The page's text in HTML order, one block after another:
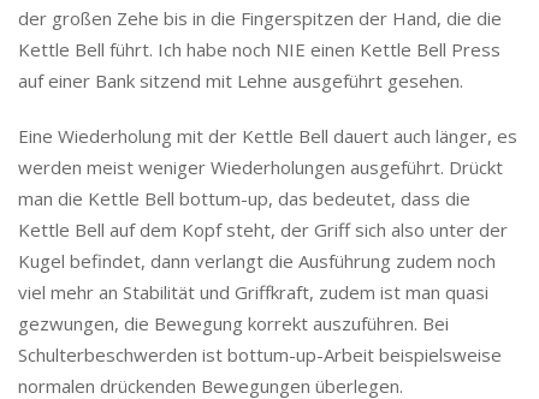
der großen Zehe bis in die Fingerspitzen der Hand, die die
Kettle Bell führt. Ich habe noch NIE einen Kettle Bell Press
auf einer Bank sitzend mit Lehne ausgeführt gesehen.
Eine Wiederholung mit der Kettle Bell dauert auch länger, es
werden meist weniger Wiederholungen ausgeführt. Drückt
man die Kettle Bell bottum-up, das bedeutet, dass die
Kettle Bell auf dem Kopf steht, der Griff sich also unter der
Kugel befindet, dann verlangt die Ausführung zudem noch
viel mehr an Stabilität und Griffkraft, zudem ist man quasi
gezwungen, die Bewegung korrekt auszuführen. Bei
Schulterbeschwerden ist bottum-up-Arbeit beispielsweise
normalen drückenden Bewegungen überlegen.